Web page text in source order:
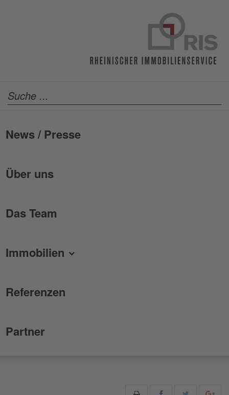
News / Presse
Über uns
Das Team
Immobilien
Referenzen
Partner